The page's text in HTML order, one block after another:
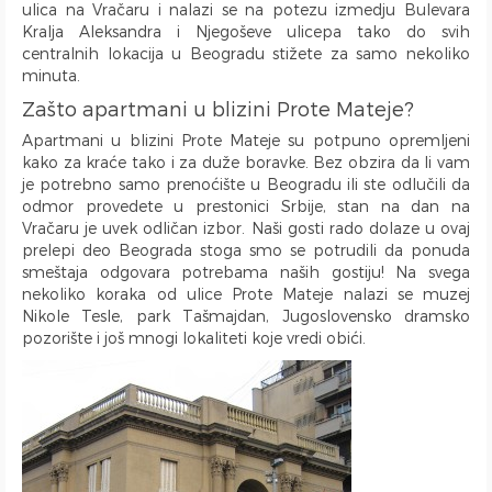
Tursko Kupatilo
Bide
Veš Mašina
Mašina za Sušenje Veša
Sušilica za Veš
Fen za Kosu
Papuče
Bade Mantil
Kozmetika
Toalet Papir
Sredstva za Čišćenje
Proslave
Bazen
Kamin
Balkon
Terasa
Posteljina
Peškiri
Zabranjeno pušenje
Recepcija
Kategorizovan
Vaučeri
Radni Sto
Čiviluk
Pegla za veš
Daska za Peglanje
Mini Linija
DVD Plejer
Laptop
Računar
iPad
Telefon
Aparat za Kafu
Frižider
Kombinovani Frižider
Mašina za Pranje Sudova
Čajna Kuhinja
Kuhinja u sklopu Dnevnog Boravka
Trpezarija
Trpezarijski Sto i Stolice
Deo za Ručavanje
Aspirator
Posudje i Escajg
Vojnomedicinska akademija
Beograd na vodi
Ada Ciganlija
Autobuska stanica Beograd
Klinički centar Srbije
Pancevacki most
Ulica Visokog Stevana
Mostarska petlja
Vasina ulica
Beogradski Sajam
Yu biznis centar
Ulica Španskih boraca
Filmski grad
Karadjordjev park
KBC Zemun
Institut za majku i dete
Video nadzor
ulica na Vračaru i nalazi se na potezu izmedju Bulevara
Kralja Aleksandra i Njegoševe ulicepa tako do svih
centralnih lokacija u Beogradu stižete za samo nekoliko
minuta.
Zašto apartmani u blizini Prote Mateje?
Apartmani u blizini Prote Mateje su potpuno opremljeni
kako za kraće tako i za duže boravke. Bez obzira da li vam
je potrebno samo prenoćište u Beogradu ili ste odlučili da
odmor provedete u prestonici Srbije, stan na dan na
Vračaru je uvek odličan izbor. Naši gosti rado dolaze u ovaj
prelepi deo Beograda stoga smo se potrudili da ponuda
smeštaja odgovara potrebama naših gostiju! Na svega
nekoliko koraka od ulice Prote Mateje nalazi se muzej
Nikole Tesle, park Tašmajdan, Jugoslovensko dramsko
pozorište i još mnogi lokaliteti koje vredi obići.